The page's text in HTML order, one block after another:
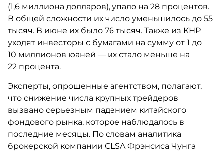
(1,6 миллиона долларов), упало на 28 процентов.
В общей сложности их число уменьшилось до 55
тысяч. В июне их было 76 тысяч. Также из КНР
уходят инвесторы с бумагами на сумму от 1 до
10 миллионов юаней — их стало меньше на
22 процента.
Эксперты, опрошенные агентством, полагают,
что снижение числа крупных трейдеров
вызвано серьезным падением китайского
фондового рынка, которое наблюдалось в
последние месяцы. По словам аналитика
брокерской компании CLSA Фрэнсиса Чунга